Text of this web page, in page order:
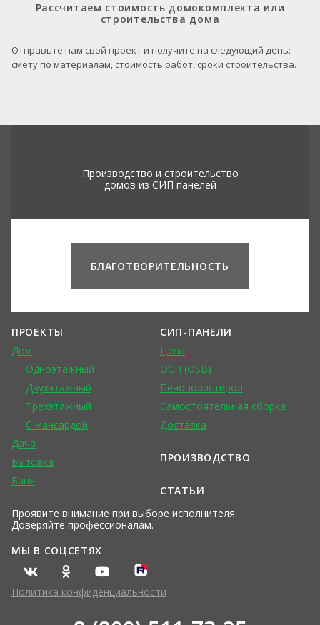
Рассчитаем стоимость домокомплекта или
строительства дома
Отправьте нам свой проект и получите на следующий день:
смету по материалам, стоимость работ, сроки строительства.
Производство и строительство
домов из СИП панелей
БЛАГОТВОРИТЕЛЬНОСТЬ
ПРОЕКТЫ
Дом
Одноэтажный
Двухэтажный
Трехэтажный
С мансардой
Дача
Бытовка
Баня
Проявите внимание при выборе исполнителя.
Доверяйте профессионалам.
СИП-ПАНЕЛИ
Цена
ОСП (OSB)
Пенополистирол
Самостоятельная сборка
Доставка
ПРОИЗВОДСТВО
СТАТЬИ
МЫ В СОЦСЕТЯХ
Политика конфиденциальности